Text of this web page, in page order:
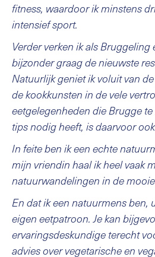
fitness, waardoor ik minstens
intensief sport.
Verder verken ik als Bruggeling
bijzonder graag de nieuwste
Natuurlijk geniet ik voluit van
de kookkunsten in de vele
eetgelegenheden die Brugge
tips nodig heeft, is daarvoor
In feite ben ik een echte
mijn vriendin haal ik heel vaak
natuurwandelingen in de
En dat ik een natuurmens ben,
eigen eetpatroon. Je kan
ervaringsdeskundige terecht
advies over vegetarische en